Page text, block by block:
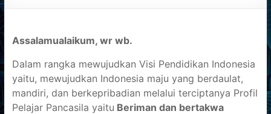
1
Pagelaran
Assalamualaikum, wr wb.
Dalam rangka mewujudkan Visi Pendidikan Indonesia
yaitu, mewujudkan Indonesia maju yang berdaulat,
mandiri, dan berkepribadian melalui terciptanya Profil
Pelajar Pancasila yaitu Beriman dan bertakwa